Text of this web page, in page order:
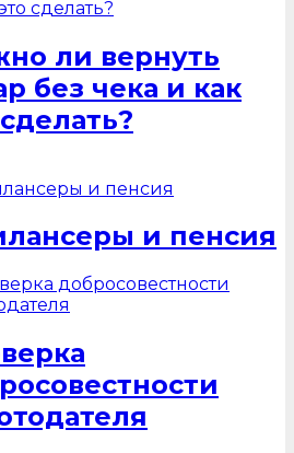
ли вернуть
без чека и как
и пенсия